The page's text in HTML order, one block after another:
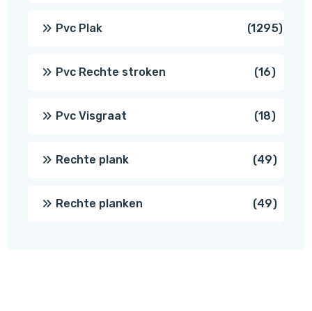
Pvc Plak 12951295
Pvc Rechte stroken 1616
Pvc Visgraat 1818
Rechte plank 4949
Rechte planken 4949